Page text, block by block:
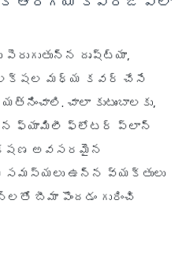
దృష్ట్యా,
లక్షల మధ్య కవర్ చేసే
చాలా కుటుంబాలకు,
ఫ్యామిలీ ఫ్లోటర్ ప్లాన్
అవసరమైన
సమస్యలు ఉన్న వ్యక్తులు
బీమా పొందడం గురించి